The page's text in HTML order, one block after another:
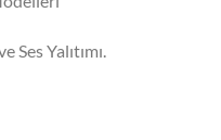
Yalıtımı.